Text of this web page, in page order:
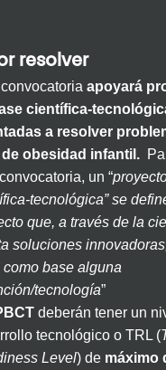
resolver
apoyará
científica-
a resolver
de obesidad infantil.
un “
tecnológica” se
que, a través de la
soluciones
como base alguna
tecnología”
deberán tener un
tecnológico o TRL (
Level) de máximo